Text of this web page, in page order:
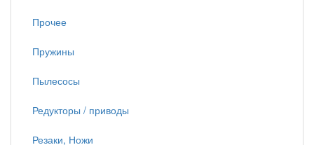
Прочее
Пружины
Пылесосы
Редукторы / приводы
Резаки, Ножи